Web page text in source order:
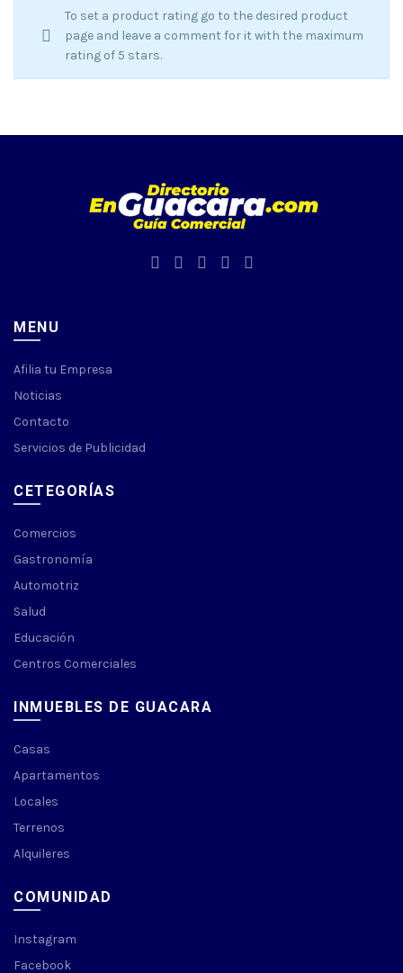
To set a product rating go to the desired product
page and leave a comment for it with the maximum
rating of 5 stars.
MENU
Afilia tu Empresa
Noticias
Contacto
Servicios de Publicidad
CETEGORÍAS
Comercios
Gastronomía
Automotriz
Salud
Educación
Centros Comerciales
INMUEBLES DE GUACARA
Casas
Apartamentos
Locales
Terrenos
Alquileres
COMUNIDAD
Instagram
Facebook